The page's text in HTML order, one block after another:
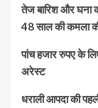
तेज बारिश और घना
48 साल की कमला
पांच हजार रुपए के
अरेस्ट
धराली आपदा की